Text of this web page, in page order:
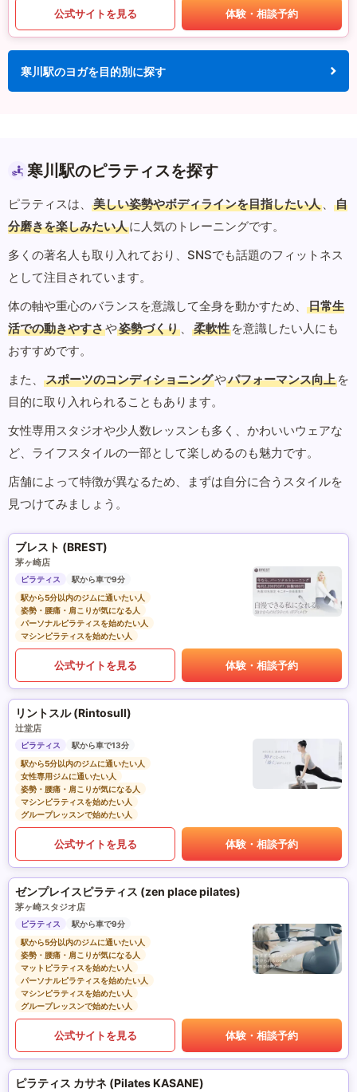
公式サイトを見る 体験・相談予約
寒川駅のヨガを目的別に探す
寒川駅のピラティスを探す
ピラティスは、 美しい姿勢やボディラインを目指したい人 、
自
分磨きを楽しみたい人に人気のトレーニングです。
多くの著名人も取り入れており、SNSでも話題のフィットネス
として注目されています。
体の軸や重心のバランスを意識して全身を動かすため、
日常生
活での動きやすさや姿勢づくり 、 柔軟性 を意識したい人にも
おすすめです。
また、
スポーツのコンディショニングやパフォーマンス向上 を
目的に取り入れられることもあります。
女性専用スタジオや少人数レッスンも多く、かわいいウェアな
ど、ライフスタイルの一部として楽しめるのも魅力です。
店舗によって特徴が異なるため、まずは自分に合うスタイルを
見つけてみましょう。
ブレスト (BREST)
茅ヶ崎店
ピラティス
駅から車で9分
駅から5分以内のジムに通いたい人
姿勢・腰痛・肩こりが気になる人
パーソナルピラティスを始めたい人
マシンピラティスを始めたい人
公式サイトを見る 体験・相談予約
リントスル (Rintosull)
辻堂店
ピラティス
駅から車で13分
駅から5分以内のジムに通いたい人
女性専用ジムに通いたい人
姿勢・腰痛・肩こりが気になる人
マシンピラティスを始めたい人
グループレッスンで始めたい人
公式サイトを見る 体験・相談予約
ゼンプレイスピラティス (zen place pilates)
茅ヶ崎スタジオ店
ピラティス
駅から車で9分
駅から5分以内のジムに通いたい人
姿勢・腰痛・肩こりが気になる人
マットピラティスを始めたい人
パーソナルピラティスを始めたい人
マシンピラティスを始めたい人
グループレッスンで始めたい人
公式サイトを見る 体験・相談予約
ピラティス カサネ (Pilates KASANE)